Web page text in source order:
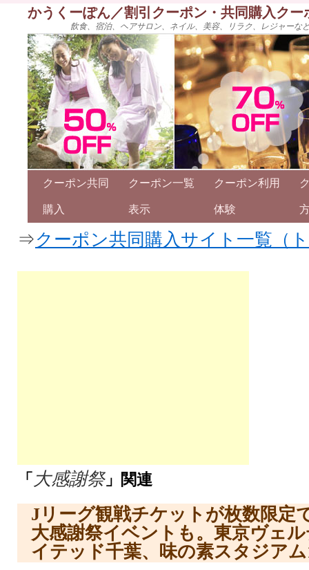
かうくーぽん／割引クーポン・共同購入ク
飲食、宿泊、ヘアサロン、ネイル、美容、リラク、レジャー
クーポン共同
購入
クーポン一覧
表示
クーポン利用
体験
⇒クーポン共同購入サイト一覧（
「 大感謝祭」関連
Jリーグ観戦チケットが枚数限定
大感謝祭イベントも。東京ヴェ
イテッド千葉、味の素スタジア